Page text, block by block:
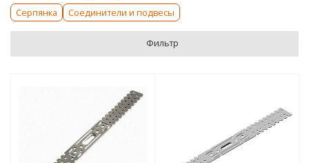
Серпянка Соединители и подвесы
Фильтр